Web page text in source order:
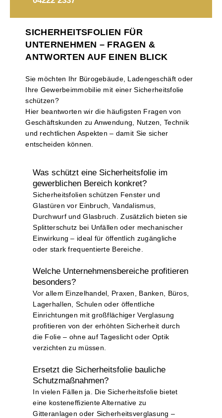
SICHERHEITSFOLIEN FÜR
UNTERNEHMEN – FRAGEN &
ANTWORTEN AUF EINEN BLICK
Sie möchten Ihr Bürogebäude, Ladengeschäft oder
Ihre Gewerbeimmobilie mit einer Sicherheitsfolie
schützen?
Hier beantworten wir die häufigsten Fragen von
Geschäftskunden zu Anwendung, Nutzen, Technik
und rechtlichen Aspekten – damit Sie sicher
entscheiden können.
Was schützt eine Sicherheitsfolie im
gewerblichen Bereich konkret?
Sicherheitsfolien schützen Fenster und
Glastüren vor Einbruch, Vandalismus,
Durchwurf und Glasbruch. Zusätzlich bieten sie
Splitterschutz bei Unfällen oder mechanischer
Einwirkung – ideal für öffentlich zugängliche
oder stark frequentierte Bereiche.
Welche Unternehmensbereiche profitieren
besonders?
Vor allem Einzelhandel, Praxen, Banken, Büros,
Lagerhallen, Schulen oder öffentliche
Einrichtungen mit großflächiger Verglasung
profitieren von der erhöhten Sicherheit durch
die Folie – ohne auf Tageslicht oder Optik
verzichten zu müssen.
Ersetzt die Sicherheitsfolie bauliche
Schutzmaßnahmen?
In vielen Fällen ja. Die Sicherheitsfolie bietet
eine kosteneffiziente Alternative zu
Gitteranlagen oder Sicherheitsverglasung –